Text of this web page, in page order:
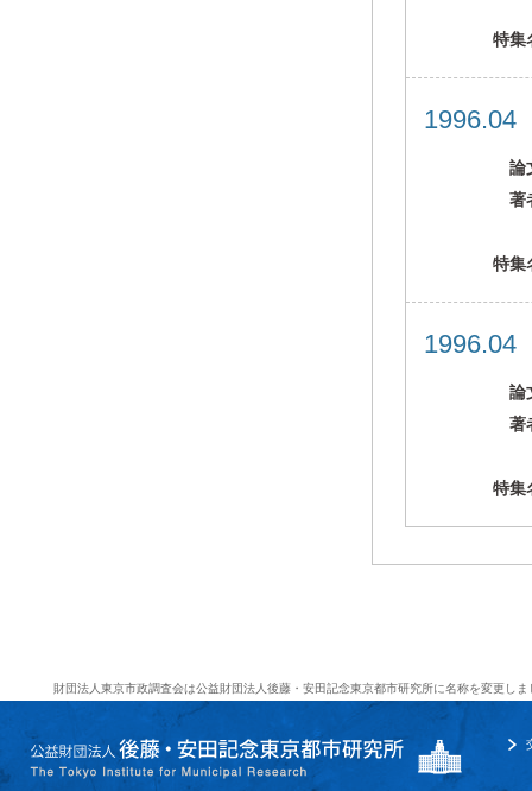
特集
論
著
特集
論
著
特集
財団法人東京市政調査会は公益財団法人後藤・安田記念東京都市研究所に名称を変更しま